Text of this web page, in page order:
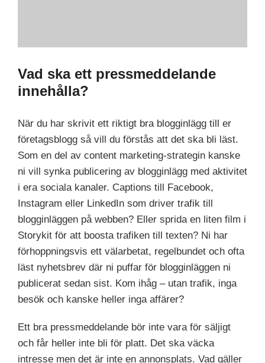
Vad ska ett pressmeddelande
innehålla?
När du har skrivit ett riktigt bra blogginlägg till er
företagsblogg så vill du förstås att det ska bli läst.
Som en del av content marketing-strategin kanske
ni vill synka publicering av blogginlägg med aktivitet
i era sociala kanaler. Captions till Facebook,
Instagram eller LinkedIn som driver trafik till
blogginläggen på webben? Eller sprida en liten film i
Storykit för att boosta trafiken till texten? Ni har
förhoppningsvis ett välarbetat, regelbundet och ofta
läst nyhetsbrev där ni puffar för blogginläggen ni
publicerat sedan sist. Kom ihåg – utan trafik, inga
besök och kanske heller inga affärer?
Ett bra pressmeddelande bör inte vara för säljigt
och får heller inte bli för platt. Det ska väcka
intresse men det är inte en annonsplats. Vad gäller